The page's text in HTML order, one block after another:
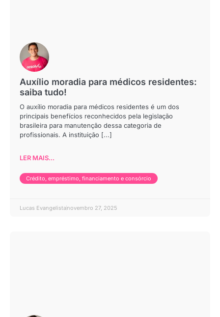
Auxílio moradia para médicos residentes:
saiba tudo!
O auxílio moradia para médicos residentes é um dos
principais benefícios reconhecidos pela legislação
brasileira para manutenção dessa categoria de
profissionais. A instituição [...]
LER MAIS...
Crédito, empréstimo, financiamento e consórcio
Lucas Evangelistanovembro 27, 2025